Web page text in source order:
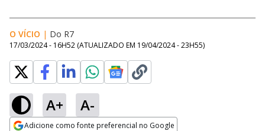
O VÍCIO | Do R7
17/03/2024 - 16H52 (ATUALIZADO EM 19/04/2024 - 23H55)
A+ A-
Adicione como fonte preferencial no Google